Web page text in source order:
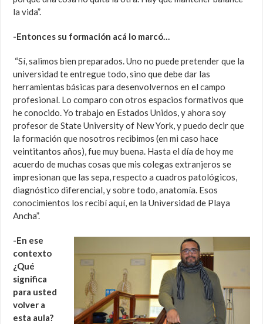
la vida”.
-Entonces su formación acá lo marcó…
“Sí, salimos bien preparados. Uno no puede pretender que la
universidad te entregue todo, sino que debe dar las
herramientas básicas para desenvolvernos en el campo
profesional. Lo comparo con otros espacios formativos que
he conocido. Yo trabajo en Estados Unidos, y ahora soy
profesor de State University of New York, y puedo decir que
la formación que nosotros recibimos (en mi caso hace
veintitantos años), fue muy buena. Hasta el día de hoy me
acuerdo de muchas cosas que mis colegas extranjeros se
impresionan que las sepa, respecto a cuadros patológicos,
diagnóstico diferencial, y sobre todo, anatomía. Esos
conocimientos los recibí aquí, en la Universidad de Playa
Ancha”.
-En ese
contexto
¿Qué
significa
para usted
volver a
esta aula?